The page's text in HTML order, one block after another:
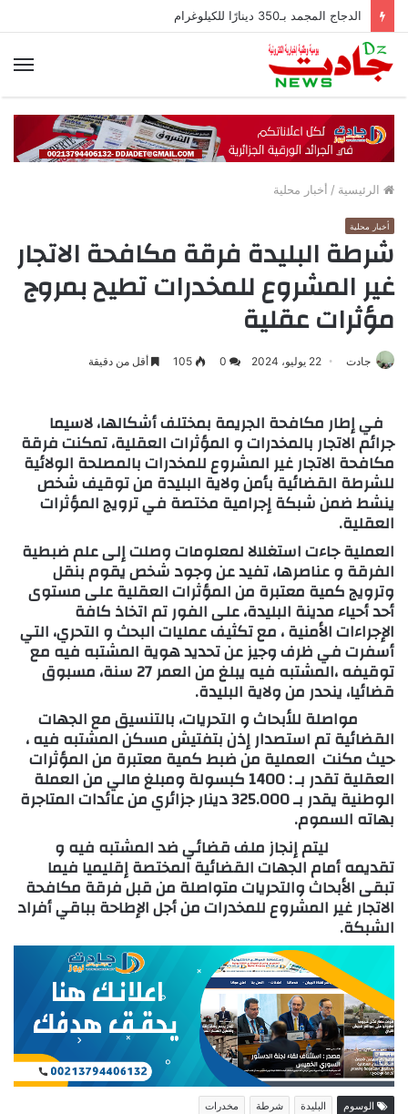
الدجاج المجمد بـ350 دينارًا للكيلوغرام
الرئيسية / أخبار محلية
أخبار محلية
شرطة البليدة فرقة مكافحة الاتجار
غير المشروع للمخدرات تطيح بمروج
مؤثرات عقلية
جادت 22 يوليو، 2024 0
105 أقل من دقيقة
في إطار مكافحة الجريمة بمختلف أشكالها، لاسيما
جرائم الاتجار بالمخدرات و المؤثرات العقلية، تمكنت فرقة
مكافحة الاتجار غير المشروع للمخدرات بالمصلحة الولائية
للشرطة القضائية بأمن ولاية البليدة من توقيف شخص
ينشط ضمن شبكة إجرامية مختصة في ترويج المؤثرات
العقلية.
العملية جاءت استغلالا لمعلومات وصلت إلى علم ضبطية
الفرقة و عناصرها، تفيد عن وجود شخص يقوم بنقل
وترويج كمية معتبرة من المؤثرات العقلية على مستوى
أحد أحياء مدينة البليدة، على الفور تم اتخاذ كافة
الإجراءات الأمنية ، مع تكثيف عمليات البحث و التحري، التي
أسفرت في ظرف وجيز عن تحديد هوية المشتبه فيه مع
توقيفه ،المشتبه فيه يبلغ من العمر 27 سنة، مسبوق
قضائيا، ينحدر من ولاية البليدة.
مواصلة للأبحاث و التحريات، بالتنسيق مع الجهات
القضائية تم استصدار إذن بتفتيش مسكن المشتبه فيه ،
حيث مكنت العملية من ضبط كمية معتبرة من المؤثرات
العقلية تقدر بـ : 1400 كبسولة ومبلغ مالي من العملة
الوطنية يقدر بـ 325.000 دينار جزائري من عائدات المتاجرة
بهاته السموم.
ليتم إنجاز ملف قضائي ضد المشتبه فيه و
تقديمه أمام الجهات القضائية المختصة إقليميا فيما
تبقى الأبحاث والتحريات متواصلة من قبل فرقة مكافحة
الاتجار غير المشروع للمخدرات من أجل الإطاحة بباقي أفراد
الشبكة.
الوسوم البليدة شرطة مخدرات